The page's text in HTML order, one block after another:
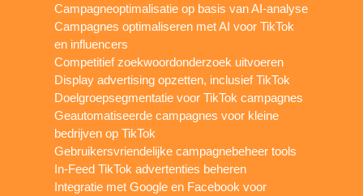
Campagneoptimalisatie op basis van AI-analyse
Campagnes optimaliseren met AI voor TikTok
en influencers
Competitief zoekwoordonderzoek uitvoeren
Display advertising opzetten, inclusief TikTok
Doelgroepsegmentatie voor TikTok campagnes
Geautomatiseerde campagnes voor kleine
bedrijven op TikTok
Gebruikersvriendelijke campagnebeheer tools
In-Feed TikTok advertenties beheren
Integratie met Google en Facebook voor